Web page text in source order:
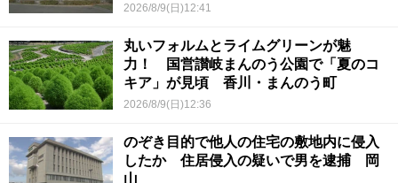
2026/8/9(日)12:41
丸いフォルムとライムグリーンが魅
力！ 国営讃岐まんのう公園で「夏のコ
キア」が見頃 香川・まんのう町
2026/8/9(日)12:36
のぞき目的で他人の住宅の敷地内に侵入
したか 住居侵入の疑いで男を逮捕 岡
山